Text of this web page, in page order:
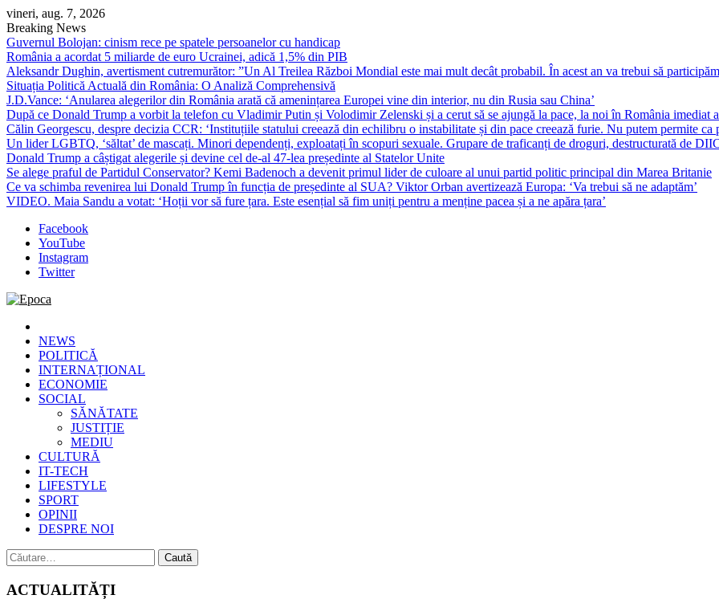
Skip
to
content
vineri, aug. 7, 2026
Breaking News
Guvernul Bolojan: cinism rece pe spatele persoanelor cu handicap
România a acordat 5 miliarde de euro Ucrainei, adică 1,5% din PIB
Aleksandr Dughin, avertisment cutremurător: ”Un Al Treilea Război Mondial este mai mult decât probabil. În acest an va trebui să
Situația Politică Actuală din România: O Analiză Comprehensivă
J.D.Vance: ‘Anularea alegerilor din România arată că amenințarea Europei vine din interior, nu din Rusia sau China’
După ce Donald Trump a vorbit la telefon cu Vladimir Putin și Volodimir Zelenski și a cerut să se ajungă la pace, la noi în România imediat
Călin Georgescu, despre decizia CCR: ‘Instituțiile statului creează din echilibru o instabilitate și din pace creează furie. Nu putem permite
Un lider LGBTQ, ‘săltat’ de mascați. Minori dependenți, exploatați în scopuri sexuale. Grupare de traficanți de droguri, destructurată de
Donald Trump a câștigat alegerile și devine cel de-al 47-lea președinte al Statelor Unite
Se alege praful de Partidul Conservator? Kemi Badenoch a devenit primul lider de culoare al unui partid politic principal din Marea Britanie
Ce va schimba revenirea lui Donald Trump în funcția de președinte al SUA? Viktor Orban avertizează Europa: ‘Va trebui să ne adaptăm’
VIDEO. Maia Sandu a votat: ‘Hoții vor să fure țara. Este esențial să fim uniți pentru a menține pacea și a ne apăra țara’
Facebook
YouTube
Instagram
Twitter
Epoca
Cele mai noi știri online din România
NEWS
POLITICĂ
INTERNAȚIONAL
ECONOMIE
SOCIAL
SĂNĂTATE
JUSTIȚIE
MEDIU
CULTURĂ
IT-TECH
LIFESTYLE
SPORT
OPINII
DESPRE NOI
Caută
după:
ACTUALITĂȚI